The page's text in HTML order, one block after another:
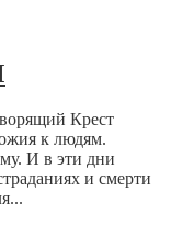
Крест
к людям.
И в эти дни
и смерти